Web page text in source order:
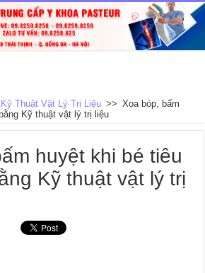
Thuật Vật Lý Trị Liệu >> Xoa bóp, bấm
Kỹ thuật vật lý trị liệu
huyệt khi bé tiêu
Kỹ thuật vật lý trị